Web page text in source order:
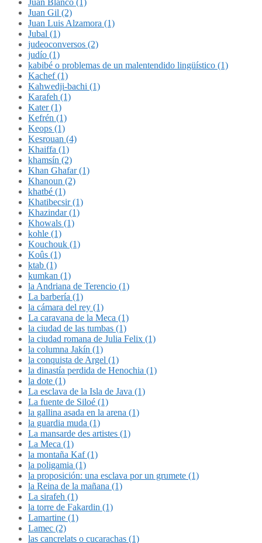
Juan Blanco (1)
Juan Gil (2)
Juan Luis Alzamora (1)
Jubal (1)
judeoconversos (2)
judío (1)
kabibé o problemas de un malentendido lingüístico (1)
Kachef (1)
Kahwedji-bachi (1)
Karafeh (1)
Kater (1)
Kefrén (1)
Keops (1)
Kesrouan (4)
Khaiffa (1)
khamsín (2)
Khan Ghafar (1)
Khanoun (2)
khatbé (1)
Khatibecsir (1)
Khazindar (1)
Khowals (1)
kohle (1)
Kouchouk (1)
Koûs (1)
ktab (1)
kumkan (1)
la Andriana de Terencio (1)
La barbería (1)
la cámara del rey (1)
La caravana de la Meca (1)
la ciudad de las tumbas (1)
la ciudad romana de Julia Felix (1)
la columna Jakín (1)
la conquista de Argel (1)
la dinastía perdida de Henochia (1)
la dote (1)
La esclava de la Isla de Java (1)
La fuente de Siloé (1)
la gallina asada en la arena (1)
la guardia muda (1)
La mansarde des artistes (1)
La Meca (1)
la montaña Kaf (1)
la poligamia (1)
la proposición: una esclava por un grumete (1)
la Reina de la mañana (1)
La sirafeh (1)
la torre de Fakardin (1)
Lamartine (1)
Lamec (2)
las cancrelats o cucarachas (1)